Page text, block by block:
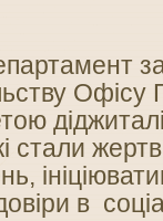
Офісу
стали
в